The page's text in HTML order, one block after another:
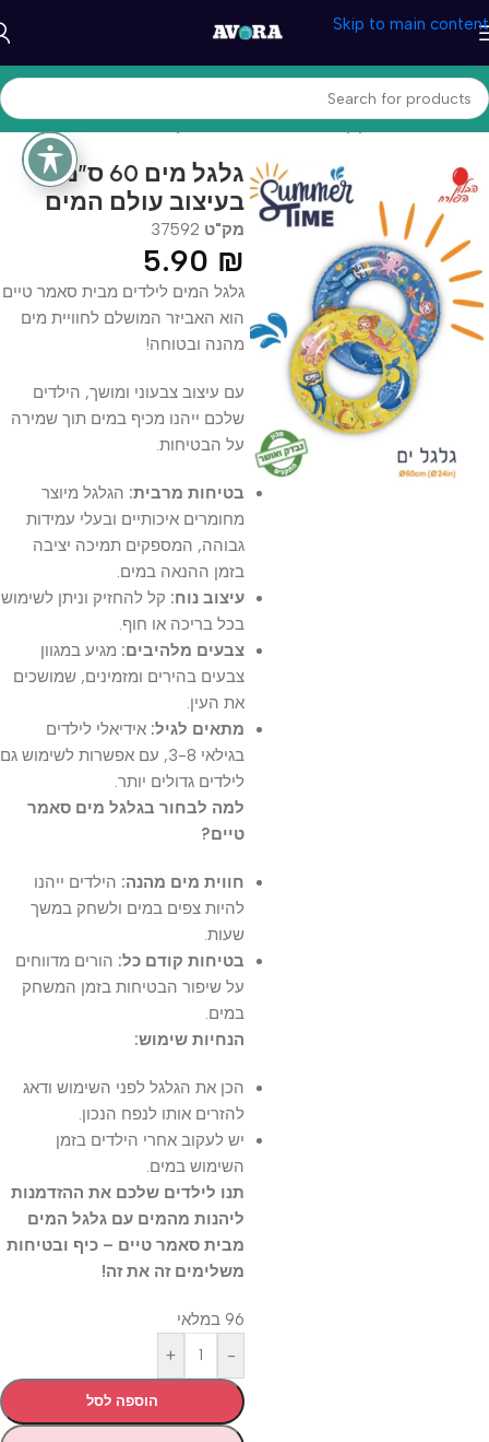
Skip to main content
עמוד הבית/מוצרי קיץ/אביזרי שחייה/גלגל ומזרן ים
גלגל מים 60 ס”מ
בעיצוב עולם המים
מק"ט 37592
5.90 ₪
גלגל המים לילדים מבית סאמר טיים
הוא האביזר המושלם לחוויית מים
מהנה ובטוחה!
עם עיצוב צבעוני ומושך, הילדים
שלכם ייהנו מכיף במים תוך שמירה
על הבטיחות.
בטיחות מרבית: הגלגל מיוצר
מחומרים איכותיים ובעלי עמידות
גבוהה, המספקים תמיכה יציבה
בזמן ההנאה במים.
עיצוב נוח: קל להחזיק וניתן לשימוש
בכל בריכה או חוף.
צבעים מלהיבים: מגיע במגוון
צבעים בהירים ומזמינים, שמושכים
את העין.
מתאים לגיל: אידיאלי לילדים
בגילאי 3-8, עם אפשרות לשימוש גם
לילדים גדולים יותר.
למה לבחור בגלגל מים סאמר
טיים?
חווית מים מהנה: הילדים ייהנו
להיות צפים במים ולשחק במשך
שעות.
בטיחות קודם כל: הורים מדווחים
על שיפור הבטיחות בזמן המשחק
במים.
הנחיות שימוש:
הכן את הגלגל לפני השימוש ודאג
להזרים אותו לנפח הנכון.
יש לעקוב אחרי הילדים בזמן
השימוש במים.
תנו לילדים שלכם את ההזדמנות
ליהנות מהמים עם גלגל המים
מבית סאמר טיים – כיף ובטיחות
משלימים זה את זה!
96 במלאי
-
+
הוספה לסל